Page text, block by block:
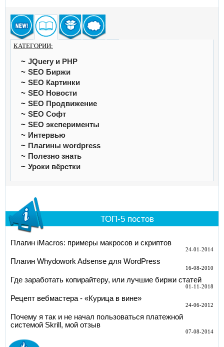
КАТЕГОРИИ:
JQuery и PHP
SEO Биржи
SEO Картинки
SEO Новости
SEO Продвижение
SEO Софт
SEO эксперименты
Интервью
Плагины wordpress
Полезно знать
Уроки вёрстки
ТОП-5 постов
Плагин iMacros: примеры макросов и скриптов
24-01-2014
Плагин Whydowork Adsense для WordPress
16-08-2010
Где заработать копирайтеру, или лучшие биржи статей
01-11-2018
Рецепт вебмастера - «Курица в вине»
24-06-2012
Почему я так и не начал пользоваться платежной
системой Skrill, мой отзыв
07-08-2014